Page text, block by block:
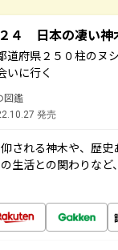
４ 日本の凄い
道府県２５０柱のヌ
いに行く
図鑑
発売
される神木や、歴史
生活との関わりなど